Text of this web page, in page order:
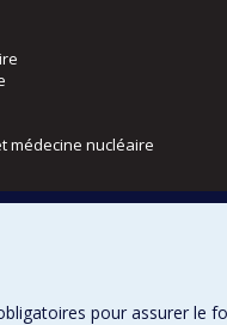
médecine nucléaire
pour assurer le